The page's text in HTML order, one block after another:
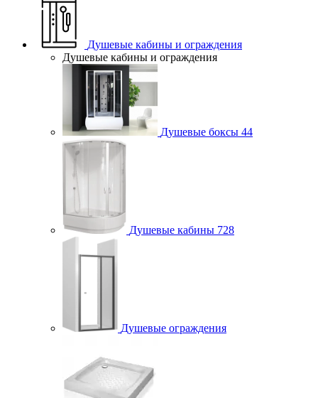
Душевые кабины и ограждения
Душевые кабины и ограждения
Душевые боксы 44
Душевые кабины 728
Душевые ограждения